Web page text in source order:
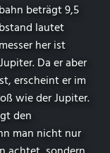
beträgt 9,5
lautet
her ist
Da er aber
erscheint er im
wie der Jupiter.
den
man nicht nur